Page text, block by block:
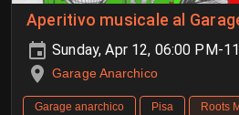
Aperitivo musicale al
Sunday, Apr 12, 06:00 PM-
Garage Anarchico
Garage anarchico Pisa Roots